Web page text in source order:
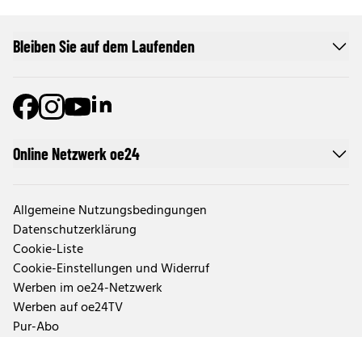
Online Netzwerk oe24
Allgemeine Nutzungsbedingungen
Datenschutzerklärung
Cookie-Liste
Cookie-Einstellungen und Widerruf
Werben im oe24-Netzwerk
Werben auf oe24TV
Pur-Abo
Bleiben Sie auf dem Laufenden